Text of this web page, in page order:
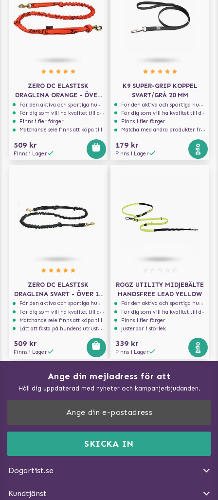
ZERO DC ELASTISK
DRAGLINA ORANGE - ÖVER
10 KG - 2.7 M
För den aktiva och sportiga hunden
För dig som vill ha kvalitet till din hund!
Finns i fler färger
Matchande sele finns att köpa till
509 kr
Finns i Lager
K9 SUPER-GRIP KOPPEL
SVART/GRÅ 20 MM
För den aktiva och sportiga hunden
För dig som vill ha kvalitet till din hund!
Finns i fler färger
Matcha med andra produkter från Julius-K9
179 kr
Finns i Lager
ZERO DC ELASTISK
DRAGLINA SVART - ÖVER 10
KG - 2.7 M
För den aktiva och sportiga hunden
För dig som vill ha kvalitet till din hund!
Matchande sele finns att köpa till
Lätt att fästa på hundens utrustning
509 kr
Finns i Lager
ROGZ UTILITY MIDJEBÄLTE
HANDSFREE LEAD YELLOW
För den aktiva och sportiga hunden
För dig som vill ha kvalitet till din hund!
Finns i fler färger
Justerbar i storlek
339 kr
Finns i Lager
Ange din mejladress för att
Håll dig uppdaterad med nyheter och kampanjerbjudanden.
SKICKA IN
Dogartist.se
DogArtist.se drivs av:
E-post:info@dogartist.se
Kundtjänst
Ångra Köp
Vad kan hundar äta?
Träna Nose Work hemma
Så gör du promenaden roligare